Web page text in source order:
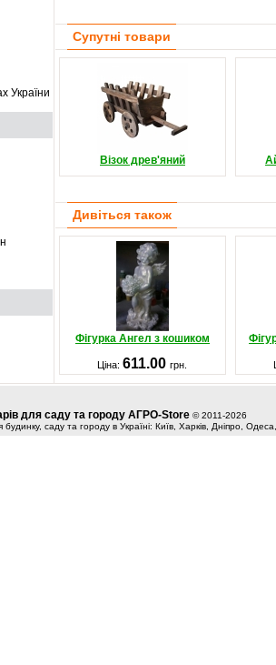
України
Супутні товари
Візок древ'яний
Дивіться також
Фігурка Ангел з кошиком
Ціна:611.00грн.
для саду та городу АГРО-Store © 2011-2026
будинку, саду та городу в Україні: Київ, Харків, Дніпро,